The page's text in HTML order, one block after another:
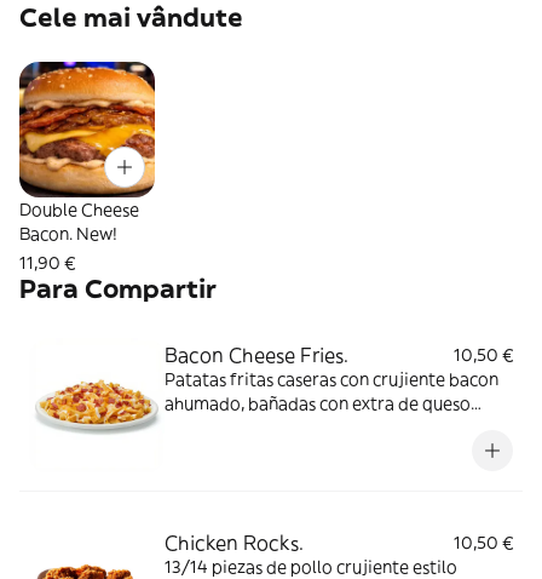
Cele mai vândute
Double Cheese
Bacon. New!
11,90 €
Para Compartir
Bacon Cheese Fries.
10,50 €
Patatas fritas caseras con crujiente bacon
ahumado, bañadas con extra de queso
Chicken Rocks.
10,50 €
13/14 piezas de pollo crujiente estilo